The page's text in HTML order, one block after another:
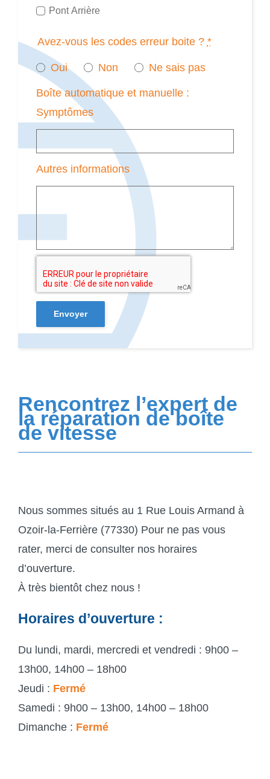
Pont Arrière
Avez-vous les codes erreur boite ? *
Oui Non Ne sais pas
Boîte automatique et manuelle :
Symptômes
Autres informations
Envoyer
Rencontrez l’expert de
la réparation de boîte
de vitesse
Nous sommes situés au 1 Rue Louis Armand à
Ozoir-la-Ferrière (77330) Pour ne pas vous
rater, merci de consulter nos horaires
d’ouverture.
À très bientôt chez nous !
Horaires d’ouverture :
Du lundi, mardi, mercredi et vendredi : 9h00 –
13h00, 14h00 – 18h00
Jeudi : Fermé
Samedi : 9h00 – 13h00, 14h00 – 18h00
Dimanche : Fermé